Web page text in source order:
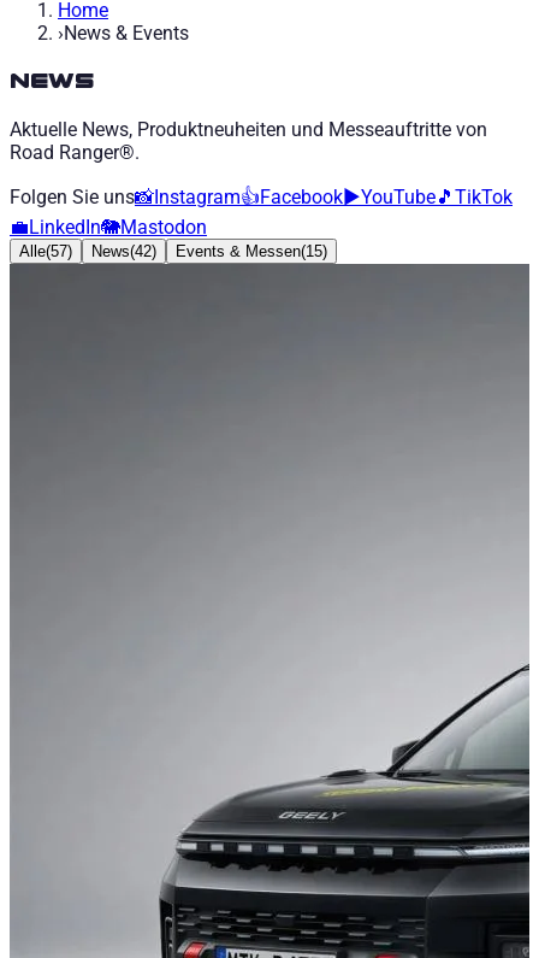
Home
›News & Events
News
Aktuelle News, Produktneuheiten und Messeauftritte von
Road Ranger®.
Folgen Sie uns📸Instagram👍Facebook▶️YouTube🎵 TikTok
💼LinkedIn🐘Mastodon
Alle(57) News(42) Events & Messen(15)